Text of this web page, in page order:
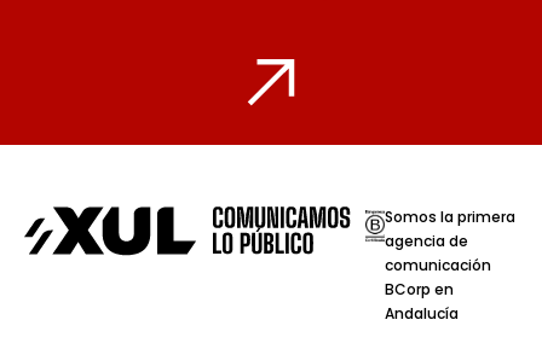
Somos la primera
agencia de
comunicación
BCorp en
Andalucía